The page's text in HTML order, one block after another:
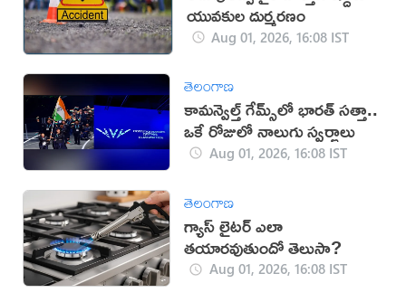
యువకుల దుర్మరణం
Aug 01, 2026, 16:08 IST
తెలంగాణ
కామన్వెల్త్ గేమ్స్‌లో భారత్‌ సత్తా..
ఒకే రోజులో నాలుగు స్వర్ణాలు
Aug 01, 2026, 16:08 IST
తెలంగాణ
గ్యాస్ లైటర్ ఎలా
తయారవుతుందో తెలుసా?
Aug 01, 2026, 16:08 IST